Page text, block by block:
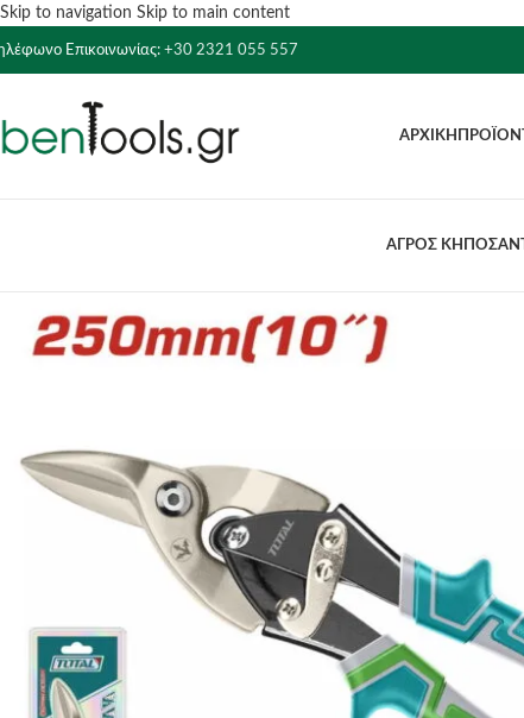
Skip to navigation Skip to main content
Επικοινωνίας: +30 2321 055 557
ΑΡΧΙΚΉ
ΑΓΡΟΣ ΚΗΠΟΣ